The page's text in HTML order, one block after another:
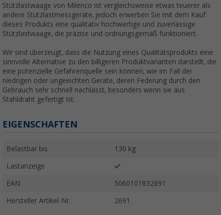
Stützlastwaage von Milenco ist vergleichsweise etwas teuerer als
andere Stützlastmessgeräte, jedoch erwerben Sie mit dem Kauf
dieses Produkts eine qualitativ hochwertige und zuverlässige
Stützlastwaage, die präzise und ordnungsgemäß funktioniert.
Wir sind überzeugt, dass die Nutzung eines Qualitätsprodukts eine
sinnvolle Alternative zu den billigeren Produktvarianten darstellt, die
eine potenzielle Gefahrenquelle sein können, wie im Fall der
niedrigen oder ungeeichten Geräte, deren Federung durch den
Gebrauch sehr schnell nachlässt, besonders wenn sie aus
Stahldraht gefertigt ist.
EIGENSCHAFTEN
Belastbar bis 130 kg
Lastanzeige
EAN 5060101832691
Hersteller Artikel-Nr. 2691